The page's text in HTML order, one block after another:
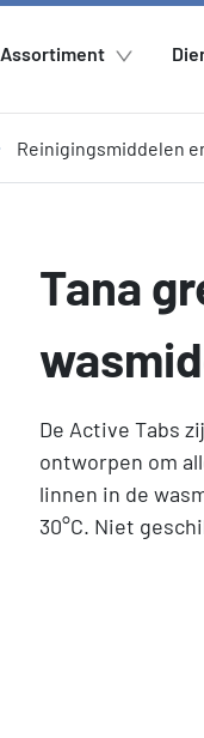
Assortiment
Reinigingsmiddelen
Tana
De Active Tabs
ontworpen om
linnen in de
30°C. Niet